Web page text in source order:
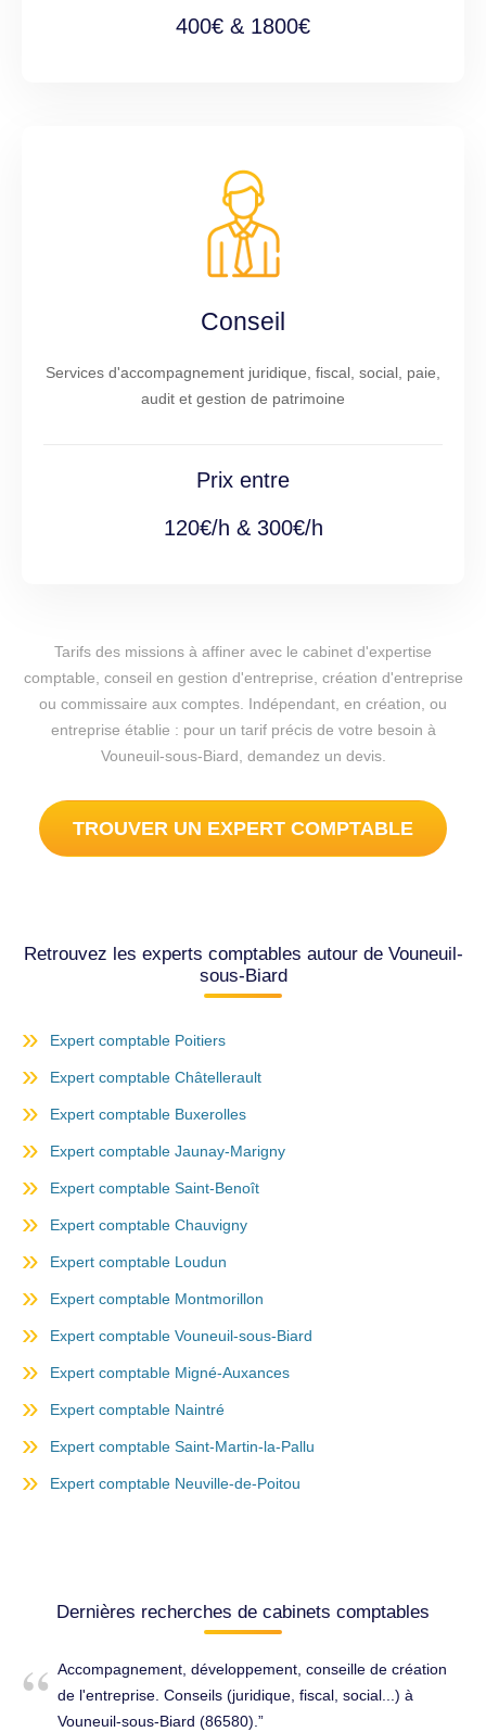
400€ & 1800€
Conseil
Services d'accompagnement juridique, fiscal, social, paie,
audit et gestion de patrimoine
Prix entre
120€/h & 300€/h
Tarifs des missions à affiner avec le cabinet d'expertise
comptable, conseil en gestion d'entreprise, création d'entreprise
ou commissaire aux comptes. Indépendant, en création, ou
entreprise établie : pour un tarif précis de votre besoin à
Vouneuil-sous-Biard, demandez un devis.
TROUVER UN EXPERT COMPTABLE
Retrouvez les experts comptables autour de Vouneuil-
sous-Biard
Expert comptable Poitiers
Expert comptable Châtellerault
Expert comptable Buxerolles
Expert comptable Jaunay-Marigny
Expert comptable Saint-Benoît
Expert comptable Chauvigny
Expert comptable Loudun
Expert comptable Montmorillon
Expert comptable Vouneuil-sous-Biard
Expert comptable Migné-Auxances
Expert comptable Naintré
Expert comptable Saint-Martin-la-Pallu
Expert comptable Neuville-de-Poitou
Dernières recherches de cabinets comptables
Accompagnement, développement, conseille de création
de l'entreprise. Conseils (juridique, fiscal, social...) à
Vouneuil-sous-Biard (86580).